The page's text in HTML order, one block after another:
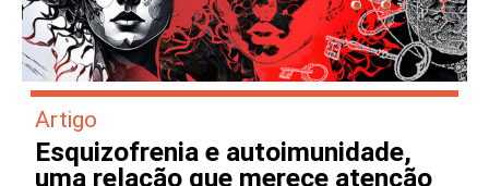
Artigo
Esquizofrenia e autoimunidade,
uma relação que merece atenção